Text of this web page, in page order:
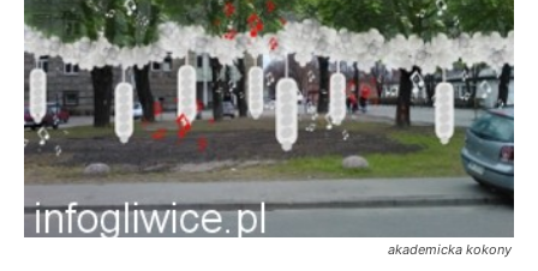
akademicka kokony